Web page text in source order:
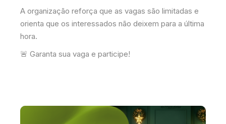
A organização reforça que as vagas são limitadas e
orienta que os interessados não deixem para a última
hora.
🚨 Garanta sua vaga e participe!